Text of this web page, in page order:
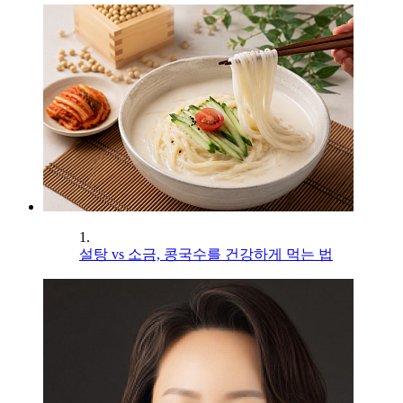
1.
설탕 vs 소금, 콩국수를 건강하게 먹는 법